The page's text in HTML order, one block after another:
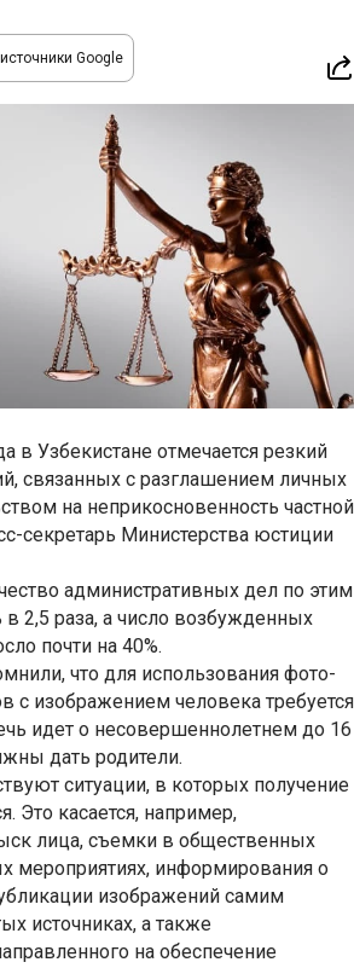
Google
в Узбекистане отмечается резкий
связанных с разглашением личных
на неприкосновенность частной
секретарь Министерства юстиции
административных дел по этим
2,5 раза, а число возбужденных
почти на 40%.
что для использования фото-
с изображением человека требуется
идет о несовершеннолетнем до 16
дать родители.
ситуации, в которых получение
Это касается, например,
лица, съемки в общественных
мероприятиях, информирования о
изображений самим
источниках, а также
на обеспечение